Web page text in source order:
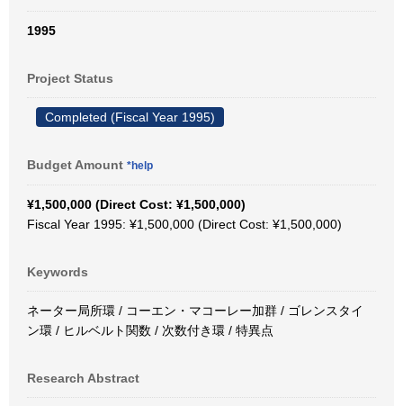
1995
Project Status
Completed (Fiscal Year 1995)
Budget Amount *help
¥1,500,000 (Direct Cost: ¥1,500,000)
Fiscal Year 1995: ¥1,500,000 (Direct Cost: ¥1,500,000)
Keywords
ネーター局所環 / コーエン・マコーレー加群 / ゴレンスタイ
ン環 / ヒルベルト関数 / 次数付き環 / 特異点
Research Abstract